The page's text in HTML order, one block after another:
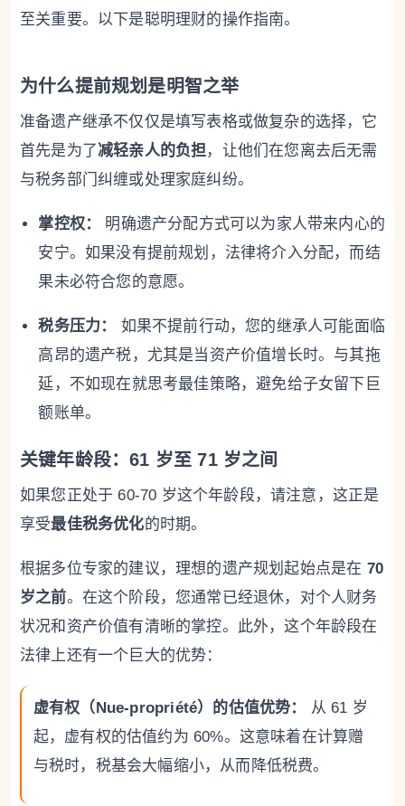
至关重要。以下是聪明理财的操作指南。
为什么提前规划是明智之举
准备遗产继承不仅仅是填写表格或做复杂的选择，它
首先是为了减轻亲人的负担 ，让他们在您离去后无需
与税务部门纠缠或处理家庭纠纷。
掌控权：
明确遗产分配方式可以为家人带来内心的
安宁。如果没有提前规划，法律将介入分配，而结
果未必符合您的意愿。
税务压力：
如果不提前行动，您的继承人可能面临
高昂的遗产税，尤其是当资产价值增长时。与其拖
延，不如现在就思考最佳策略，避免给子女留下巨
额账单。
关键年龄段：61 岁至 71 岁之间
如果您正处于 60-70 岁这个年龄段，请注意，这正是
享受最佳税务优化的时期。
根据多位专家的建议，理想的遗产规划起始点是在 70
岁之前。在这个阶段，您通常已经退休，对个人财务
状况和资产价值有清晰的掌控。此外，这个年龄段在
法律上还有一个巨大的优势：
虚有权（Nue-propriété）的估值优势：
从 61 岁
起，虚有权的估值约为 60%。这意味着在计算赠
与税时，税基会大幅缩小，从而降低税费。